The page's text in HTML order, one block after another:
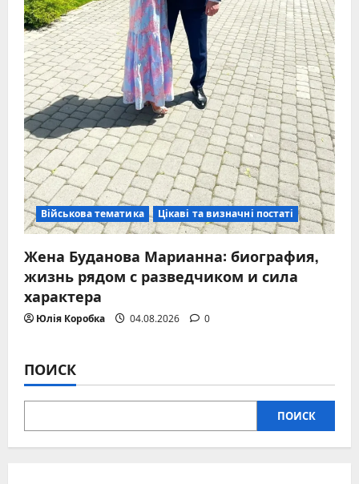
Військова тематика Цікаві та визначні постаті
Жена Буданова Марианна: биография,
жизнь рядом с разведчиком и сила
характера
Юлія Коробка 04.08.2026 0
ПОИСК
ПОИСК